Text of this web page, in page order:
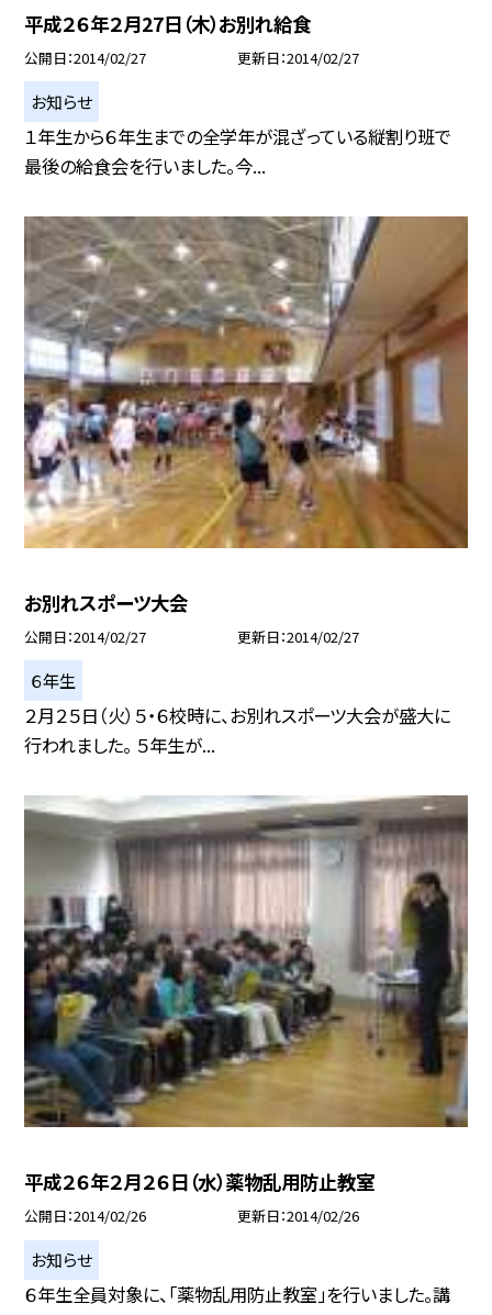
平成２６年２月27日（木）お別れ給食
公開日 2014/02/27 更新日 2014/02/27
お知らせ
１年生から６年生までの全学年が混ざっている縦割り班で
最後の給食会を行いました。今...
お別れスポーツ大会
公開日 2014/02/27 更新日 2014/02/27
６年生
２月２５日（火）５・６校時に、お別れスポーツ大会が盛大に
行われました。 ５年生が...
平成２６年２月２６日（水）薬物乱用防止教室
公開日 2014/02/26 更新日 2014/02/26
お知らせ
６年生全員対象に、「薬物乱用防止教室」を行いました。講